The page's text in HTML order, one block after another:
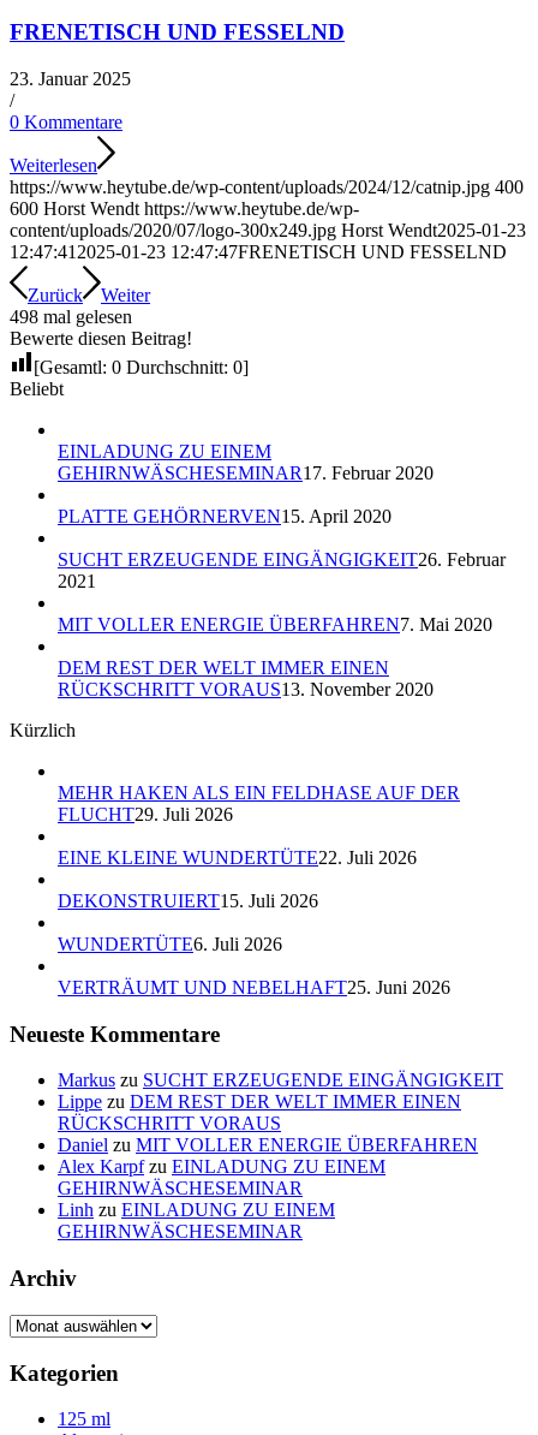
FRENETISCH UND FESSELND
23. Januar 2025
/
0 Kommentare
Weiterlesen
https://www.heytube.de/wp-content/uploads/2024/12/catnip.jpg 400
600 Horst Wendt https://www.heytube.de/wp-
content/uploads/2020/07/logo-300x249.jpg Horst Wendt2025-01-23
12:47:41 2025-01-23 12:47:47FRENETISCH UND FESSELND
Zurück
Weiter
498 mal gelesen
Bewerte diesen Beitrag!
[Gesamtl: 0 Durchschnitt: 0]
Beliebt
EINLADUNG ZU EINEM
GEHIRNWÄSCHESEMINAR17. Februar 2020
PLATTE GEHÖRNERVEN15. April 2020
SUCHT ERZEUGENDE EINGÄNGIGKEIT26. Februar
2021
MIT VOLLER ENERGIE ÜBERFAHREN7. Mai 2020
DEM REST DER WELT IMMER EINEN
RÜCKSCHRITT VORAUS13. November 2020
Kürzlich
MEHR HAKEN ALS EIN FELDHASE AUF DER
FLUCHT29. Juli 2026
EINE KLEINE WUNDERTÜTE22. Juli 2026
DEKONSTRUIERT15. Juli 2026
WUNDERTÜTE6. Juli 2026
VERTRÄUMT UND NEBELHAFT25. Juni 2026
Neueste Kommentare
Markus zu SUCHT ERZEUGENDE EINGÄNGIGKEIT
Lippe zu DEM REST DER WELT IMMER EINEN
RÜCKSCHRITT VORAUS
Daniel zu MIT VOLLER ENERGIE ÜBERFAHREN
Alex Karpfzu EINLADUNG ZU EINEM
GEHIRNWÄSCHESEMINAR
Linh zu EINLADUNG ZU EINEM
GEHIRNWÄSCHESEMINAR
Archiv
Archiv
Kategorien
125 ml